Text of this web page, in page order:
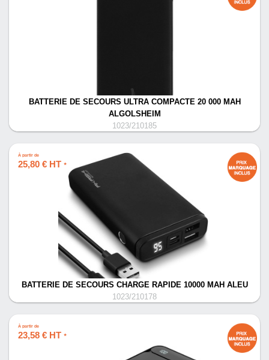
BATTERIE DE SECOURS ULTRA COMPACTE 20 000 MAH
ALGOLSHEIM
1023/210185
À partir de
25,80 € HT *
BATTERIE DE SECOURS CHARGE RAPIDE 10000 MAH ALEU
1023/210178
À partir de
23,58 € HT *